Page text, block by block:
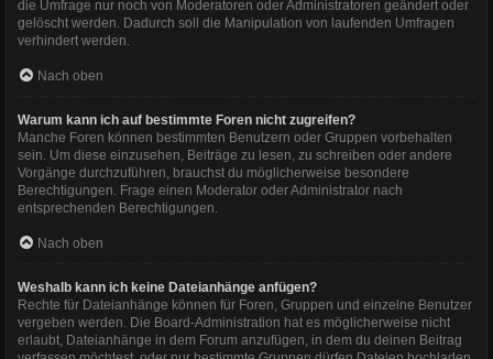
die Umfrage nur noch von Moderatoren oder Administratoren geändert oder
gelöscht werden. Dadurch soll die Manipulation von laufenden Umfragen
verhindert werden.
Nach oben
Warum kann ich auf bestimmte Foren nicht zugreifen?
Manche Foren können bestimmten Benutzern oder Gruppen vorbehalten
sein. Um diese einzusehen, Beiträge zu lesen, zu schreiben oder andere
Vorgänge durchzuführen, brauchst du möglicherweise besondere
Berechtigungen. Frage einen Moderator oder Administrator nach
entsprechenden Berechtigungen.
Nach oben
Weshalb kann ich keine Dateianhänge anfügen?
Rechte für Dateianhänge können für Foren, Gruppen und einzelne Benutzer
vergeben werden. Die Board-Administration hat es möglicherweise nicht
erlaubt, Dateianhänge in dem Forum anzufügen, in dem du deinen Beitrag